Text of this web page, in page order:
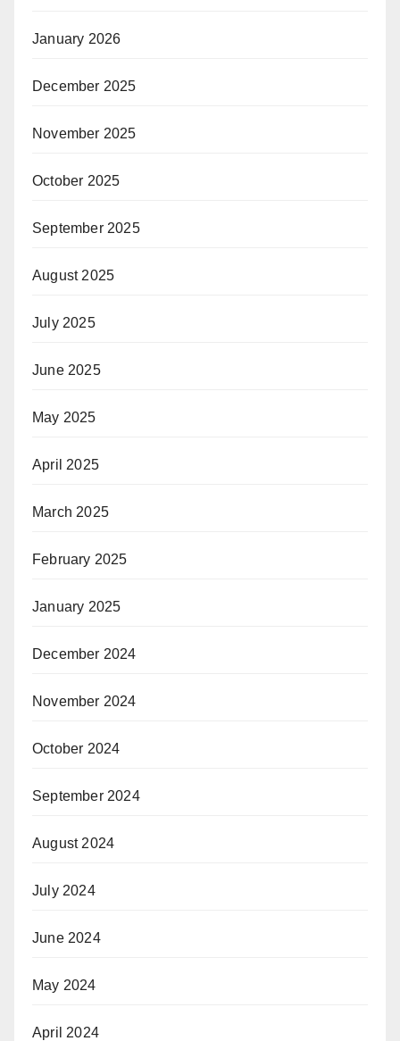
January 2026
December 2025
November 2025
October 2025
September 2025
August 2025
July 2025
June 2025
May 2025
April 2025
March 2025
February 2025
January 2025
December 2024
November 2024
October 2024
September 2024
August 2024
July 2024
June 2024
May 2024
April 2024